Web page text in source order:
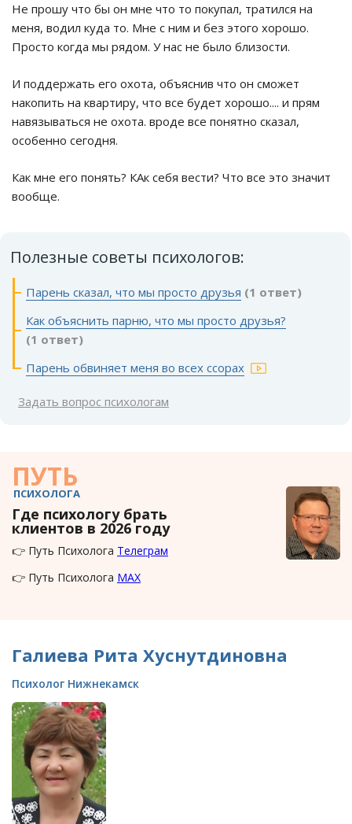
Не прошу что бы он мне что то покупал, тратился на
меня, водил куда то. Мне с ним и без этого хорошо.
Просто когда мы рядом. У нас не было близости.
И поддержать его охота, объяснив что он сможет
накопить на квартиру, что все будет хорошо.... и прям
навязываться не охота. вроде все понятно сказал,
особенно сегодня.
Как мне его понять? КАк себя вести? Что все это значит
вообще.
Полезные советы психологов:
Парень сказал, что мы просто друзья (1 ответ)
Как объяснить парню, что мы просто друзья?
(1 ответ)
Парень обвиняет меня во всех ссорах
Задать вопрос психологам
ПУТЬ
ПСИХОЛОГА
Где психологу брать
клиентов в 2026 году
👉 Путь Психолога Телеграм
👉 Путь Психолога MAX
Галиева Рита Хуснутдиновна
Психолог Нижнекамск